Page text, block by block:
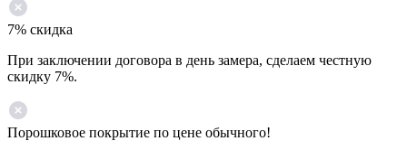
7% скидка
При заключении договора в день замера, сделаем честную
скидку 7%.
Порошковое покрытие по цене обычного!